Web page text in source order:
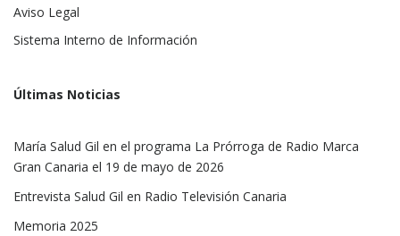
Aviso Legal
Sistema Interno de Información
Últimas Noticias
María Salud Gil en el programa La Prórroga de Radio Marca
Gran Canaria el 19 de mayo de 2026
Entrevista Salud Gil en Radio Televisión Canaria
Memoria 2025